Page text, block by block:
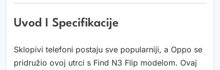
Uvod I Specifikacije
Sklopivi telefoni postaju sve popularniji, a Oppo se
pridružio ovoj utrci s Find N3 Flip modelom. Ovaj